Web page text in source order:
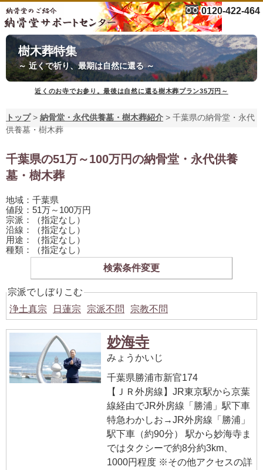
0120-422-464
樹木葬特集
～ 近くで祈り、最期は自然に還る ～
近くのお寺でお参り。最後は自然に還る樹木葬プラン35万円～
トップ> 納骨堂・永代供養墓・樹木葬紹介 > 千葉県の納骨堂・永代
供養墓・樹木葬
千葉県の51万～100万円の納骨堂・永代供養
墓・樹木葬
地域：千葉県
値段：51万～100万円
宗派：（指定なし）
沿線：（指定なし）
用途：（指定なし）
種類：（指定なし）
検索条件変更
宗派でしぼりこむ
浄土真宗
日蓮宗 宗派不問 宗教不問
妙海寺
みょうかいじ
千葉県勝浦市新官174
【ＪＲ外房線】JR東京駅から京葉
線経由でJR外房線「勝浦」駅下車
特急わかしお→JR外房線「勝浦」
駅下車（約90分） 駅から妙海寺ま
ではタクシーで約8分約3km、
1000円程度 ※その他アクセスの詳